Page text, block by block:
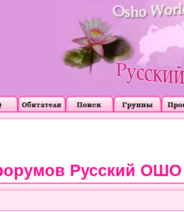
Русский ОШО